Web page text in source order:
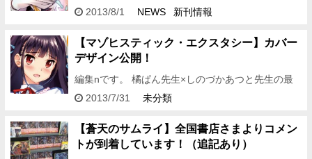
しょうか～、らっぷんです♪ 来週はイベント盛り沢
皆様、水分補給をお…
2013/8/1 NEWS 新刊情報
【マゾヒスティック・エクスタシー】カバー
デザイン公開！
編集nです。 橘ぱん先生×しのづかあつと先生の最
新作 『マゾヒスティック・エクスタシー』 カバー
今日はつい…
2013/7/31 未分類
【蒼天のサムライ】全国書店さまよりコメン
トが到着しています！（追記あり）